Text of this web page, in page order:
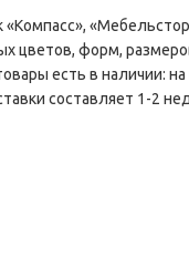
цветов, форм,
есть в наличии:
составляет 1-2